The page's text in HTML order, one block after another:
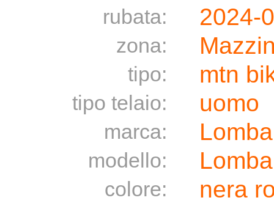
rubata: 2024-
zona:
tipo: mtn
tipo telaio: uomo
marca:
modello:
colore: nera